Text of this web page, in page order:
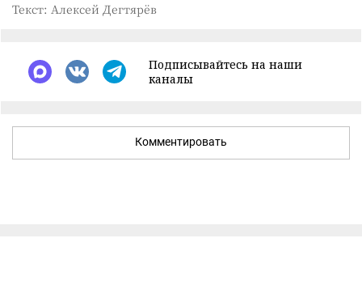
Текст: Алексей Дегтярёв
Подписывайтесь на наши
каналы
Комментировать